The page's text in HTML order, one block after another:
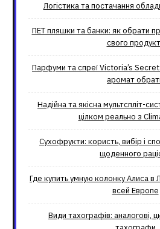
Логістика та постачання
ПЕТ пляшки та банки: як обрати
свого
Парфуми та спреї Victoria’s Secret:
аромат
Надійна та якісна мультспліт-
цілком реально з
Сухофрукти: користь, вибір і
щоденного
Где купить умную колонку Алиса в
всей Европе
Види тахографів: аналогові,